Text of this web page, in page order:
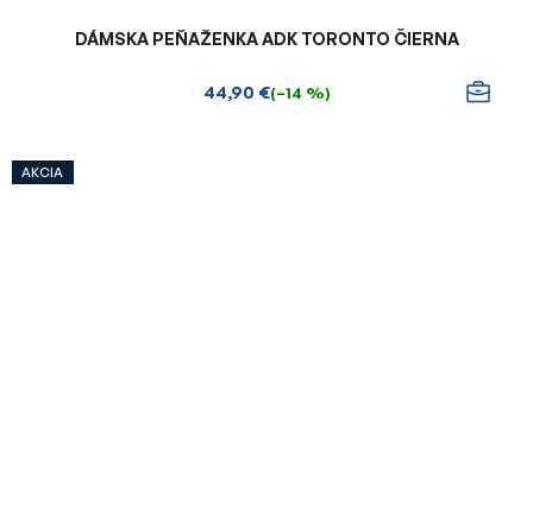
DÁMSKA PEŇAŽENKA ADK TORONTO ČIERNA
44,90 €(–14 %)
AKCIA